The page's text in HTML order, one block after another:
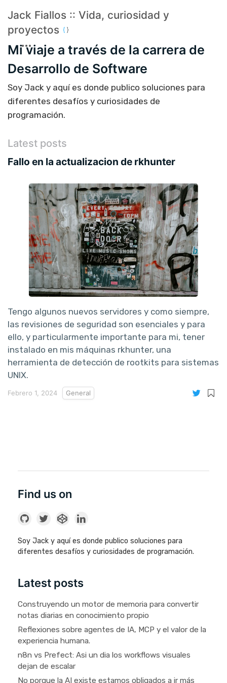
Jack Fiallos :: Vida, curiosidad y
proyectos
Mi viaje a través de la carrera de
Desarrollo de Software
Soy Jack y aquí es donde publico soluciones para
diferentes desafíos y curiosidades de
programación.
Latest posts
Fallo en la actualizacion de rkhunter
Tengo algunos nuevos servidores y como siempre,
las revisiones de seguridad son esenciales y para
ello, y particularmente importante para mi, tener
instalado en mis máquinas rkhunter, una
herramienta de detección de rootkits para sistemas
UNIX.
Febrero 1, 2024 General
Find us on
Soy Jack y aquí es donde publico soluciones para
diferentes desafíos y curiosidades de programación.
Latest posts
Construyendo un motor de memoria para convertir
notas diarias en conocimiento propio
Reflexiones sobre agentes de IA, MCP y el valor de la
experiencia humana.
n8n vs Prefect: Asi un dia los workflows visuales
dejan de escalar
No porque la AI existe estamos obligados a ir más